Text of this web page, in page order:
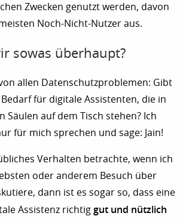
Zwecken genutzt werden, davon
Noch-Nicht-Nutzer aus.
sowas überhaupt?
allen Datenschutzproblemen: Gibt
für digitale Assistenten, die in
Säulen auf dem Tisch stehen? Ich
für mich sprechen und sage: Jain!
Verhalten betrachte, wenn ich
oder anderem Besuch über
dann ist es sogar so, dass eine
Assistenz richtig gut und nützlich